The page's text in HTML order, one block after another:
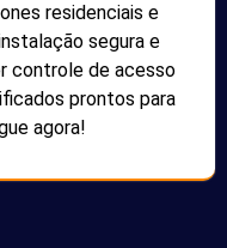
residenciais e
segura e
controle de acesso
prontos para
agora!